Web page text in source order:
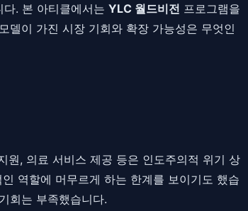
. 본 아티클에서는 YLC 월드비전 프로그램을
델이 가진 시장 기회와 확장 가능성은 무엇인
원, 의료 서비스 제공 등은 인도주의적 위기 상
역할에 머무르게 하는 한계를 보이기도 했습
회는 부족했습니다.